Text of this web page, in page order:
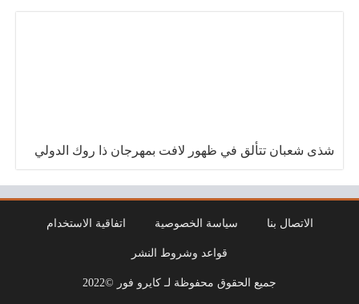
شذى شعبان تتألق في ظهور لافت بمهرجان ذا روك الدولي
الاتصال بنا سياسة الخصوصية اتفاقية الاستخدام
قواعد وشروط النشر
جميع الحقوق محفوظة لـ كايرو فور ©2022